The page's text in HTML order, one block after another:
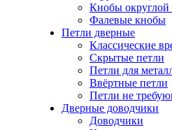
Кнобы
Фалевые кнобы
Петли дверные
Классические
Скрытые петли
Петли для
Ввёртные петли
Петли не
Дверные доводчики
Доводчики